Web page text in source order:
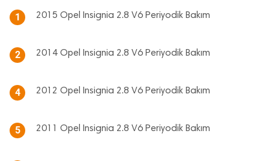
1 2015 Opel Insignia 2.8 V6 Periyodik Bakım
2 2014 Opel Insignia 2.8 V6 Periyodik Bakım
4 2012 Opel Insignia 2.8 V6 Periyodik Bakım
5 2011 Opel Insignia 2.8 V6 Periyodik Bakım